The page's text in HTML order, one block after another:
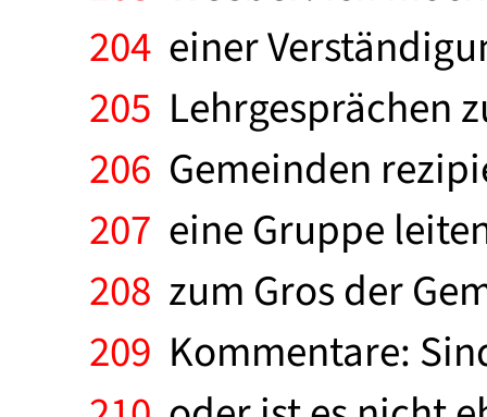
204 einer
205 Lehrgesprächen
206 Gemeinden
207 eine Gruppe
208 zum Gros der
209 Kommentare: